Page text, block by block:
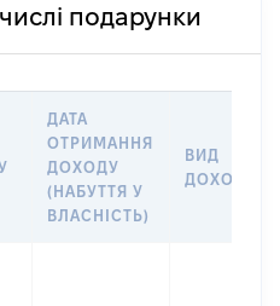
подарунки
ДАТА
ОТРИМАННЯ
ДОХОДУ
(НАБУТТЯ У
ВЛАСНІСТЬ)
ВИД
ДОХОДУ